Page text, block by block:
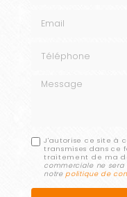
Message
J'autorise ce site à
transmises dans
traitement de ma
commerciale ne sera
notrepolitique de